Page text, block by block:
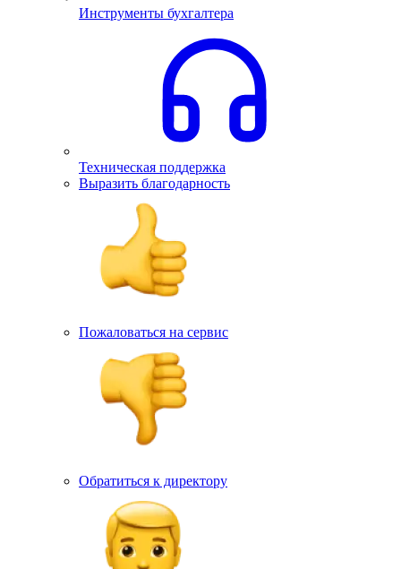
Инструменты бухгалтера
Техническая поддержка
Выразить благодарность
Пожаловаться на сервис
Обратиться к директору